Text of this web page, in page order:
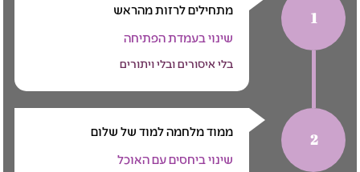
מתחילים לרזות מהראש
שינוי בעמדת הפתיחה
בלי איסורים ובלי ויתורים
1
ממוד מלחמה למוד של שלום
שינוי ביחסים עם האוכל
2